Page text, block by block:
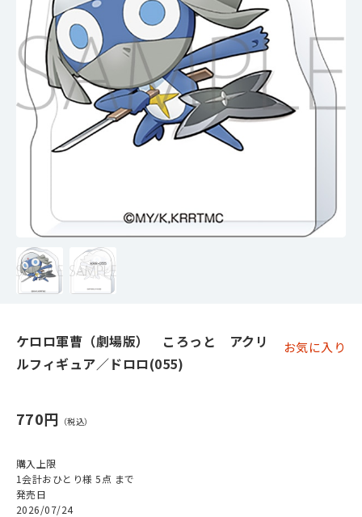
ケロロ軍曹（劇場版） ころっと アクリ
ルフィギュア／ドロロ(055)
お気に入り
770円
購入上限
1会計おひとり様 5点 まで
発売日
2026/07/24